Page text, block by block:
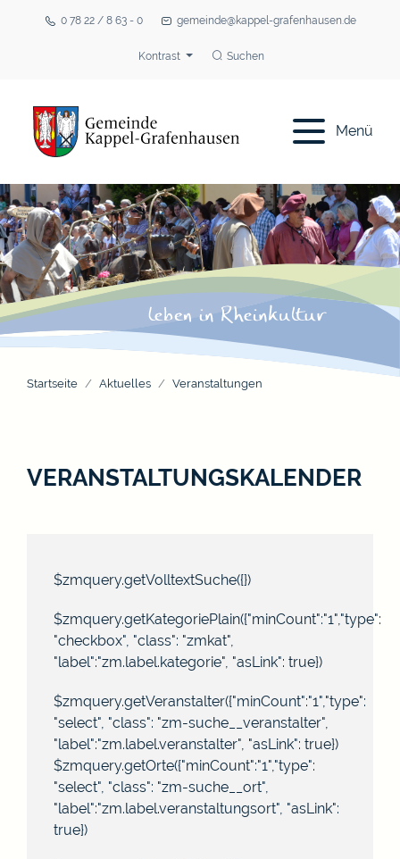
0 78 22 / 8 63 - 0 gemeinde@kappel-grafenhausen.de
Kontrast Suchen
Menü
Startseite Aktuelles Veranstaltungen
VERANSTALTUNGSKALENDER
$zmquery.getVolltextSuche({})
$zmquery.getKategoriePlain({"minCount":"1","type":
"checkbox", "class": "zmkat",
"label":"zm.label.kategorie", "asLink": true})
$zmquery.getVeranstalter({"minCount":"1","type":
"select", "class": "zm-suche__veranstalter",
"label":"zm.label.veranstalter", "asLink": true})
$zmquery.getOrte({"minCount":"1","type":
"select", "class": "zm-suche__ort",
"label":"zm.label.veranstaltungsort", "asLink":
true})